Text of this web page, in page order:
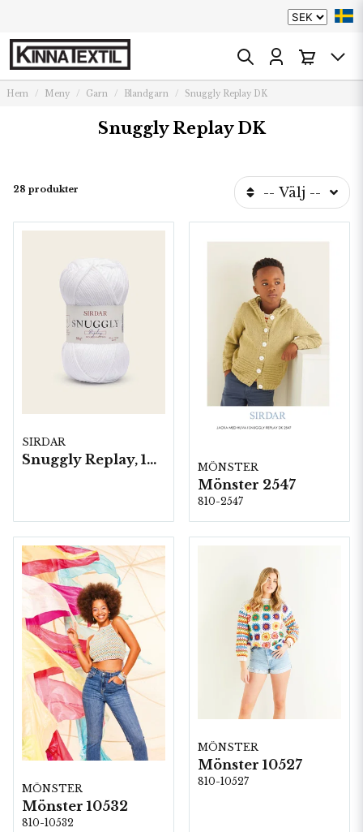
Hem Meny Garn Blandgarn Snuggly Replay DK
Snuggly Replay DK
28 produkter -- Välj --
SIRDAR
Snuggly Replay, 10 nystan á 50g/fp MÖNSTER
Mönster 2547
810-2547
MÖNSTER
Mönster 10532
810-10532
MÖNSTER
Mönster 10527
810-10527